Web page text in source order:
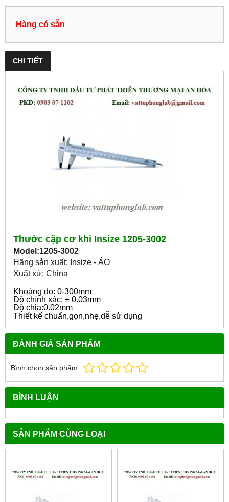
Hàng có sẵn
CHI TIẾT
Thước cặp cơ khí Insize 1205-3002
Model:1205-3002
Hãng sản xuất: Insize - ÁO
Xuất xứ: China
Khoảng đo: 0-300mm
Độ chính xác: ± 0.03mm
Độ chia:0.02mm
Thiết kế chuẩn,gọn,nhẹ,dễ sử dụng
ĐÁNH GIÁ SẢN PHẨM
Bình chọn sản phẩm:
BÌNH LUẬN
SẢN PHẨM CÙNG LOẠI